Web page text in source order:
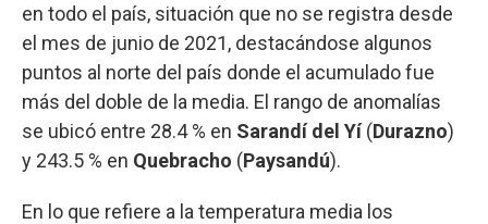
en todo el país, situación que no se registra desde
el mes de junio de 2021, destacándose algunos
puntos al norte del país donde el acumulado fue
más del doble de la media. El rango de anomalías
se ubicó entre 28.4 % en Sarandí del Yí(Durazno)
y 243.5 % en Quebracho (Paysandú).
En lo que refiere a la temperatura media los